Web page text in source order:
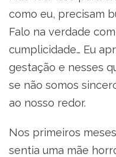
como eu, precisam
Falo na verdade
cumplicidade… Eu
gestação e nesses
se não somos
ao nosso redor.
Nos primeiros
sentia uma mãe